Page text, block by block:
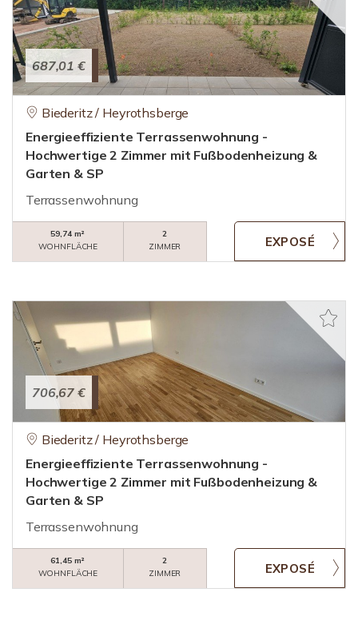
687,01 €
Biederitz / Heyrothsberge
Energieeffiziente Terrassenwohnung -
Hochwertige 2 Zimmer mit Fußbodenheizung &
Garten & SP
Terrassenwohnung
59,74 m²
WOHNFLÄCHE
2
ZIMMER
706,67 €
Biederitz / Heyrothsberge
Energieeffiziente Terrassenwohnung -
Hochwertige 2 Zimmer mit Fußbodenheizung &
Garten & SP
Terrassenwohnung
61,45 m²
WOHNFLÄCHE
2
ZIMMER